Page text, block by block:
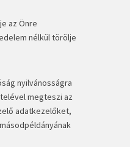
az Önre
nélkül törölje
nyilvánosságra
megteszi az
adatkezelőket,